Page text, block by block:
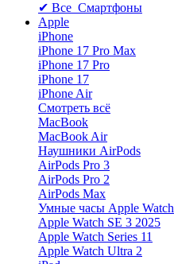
✔ Все Смартфоны
Apple
iPhone
iPhone 17 Pro Max
iPhone 17 Pro
iPhone 17
iPhone Air
Смотреть всё
MacBook
MacBook Air
Наушники AirPods
AirPods Pro 3
AirPods Pro 2
AirPods Max
Умные часы Apple Watch
Apple Watch SE 3 2025
Apple Watch Series 11
Apple Watch Ultra 2